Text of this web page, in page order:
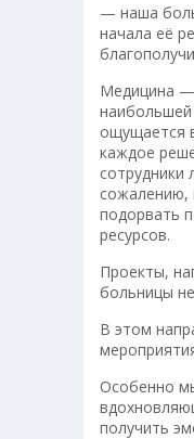
— наша
начала её
Медицина —
ощущается
каждое
сожалению,
подорвать
ресурсов.
Проекты,
больницы
В этом
Особенно
получить